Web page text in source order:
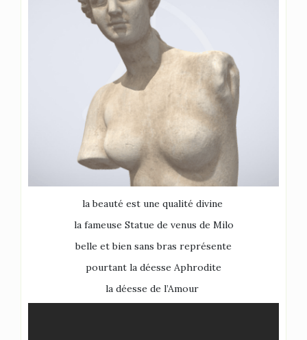
la beauté est une qualité divine
la fameuse Statue de venus de Milo
belle et bien sans bras représente
pourtant la déesse Aphrodite
la déesse de l’Amour